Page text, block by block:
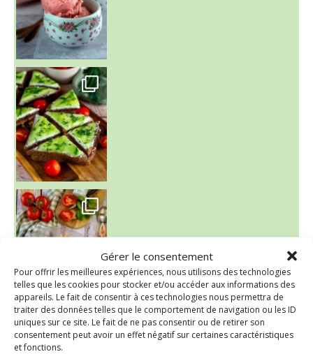
Gérer le consentement
Pour offrir les meilleures expériences, nous utilisons des technologies
telles que les cookies pour stocker et/ou accéder aux informations des
appareils. Le fait de consentir à ces technologies nous permettra de
traiter des données telles que le comportement de navigation ou les ID
uniques sur ce site. Le fait de ne pas consentir ou de retirer son
consentement peut avoir un effet négatif sur certaines caractéristiques
et fonctions.
~ SALADE DE PÂTES AUX DEUX TOMATES THON ET BURRA
~ FINANCIERS MYRTILLES ET CITRON ~
Aujourd'hu